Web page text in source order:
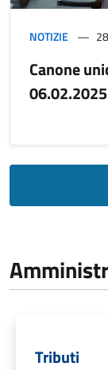
NOTIZIE
Canone
06.02.2025
Tributi